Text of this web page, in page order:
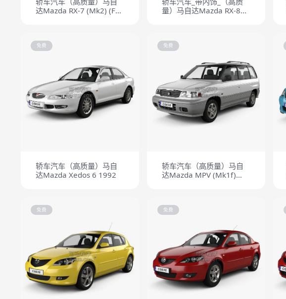
达Mazda RX-7 (Mk2) (FC)
量）马自达Mazda RX-8
免费
轿车汽车（高质量）马自
达Mazda Xedos 6 1992
免费
轿车汽车（高质量）马自
达Mazda MPV (Mk1f)
免费 免费